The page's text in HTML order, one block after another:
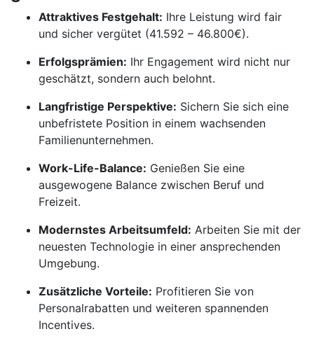
Attraktives Festgehalt: Ihre Leistung wird fair
und sicher vergütet (41.592 – 46.800€).
Erfolgsprämien: Ihr Engagement wird nicht nur
geschätzt, sondern auch belohnt.
Langfristige Perspektive: Sichern Sie sich eine
unbefristete Position in einem wachsenden
Familienunternehmen.
Work-Life-Balance: Genießen Sie eine
ausgewogene Balance zwischen Beruf und
Freizeit.
Modernstes Arbeitsumfeld: Arbeiten Sie mit der
neuesten Technologie in einer ansprechenden
Umgebung.
Zusätzliche Vorteile: Profitieren Sie von
Personalrabatten und weiteren spannenden
Incentives.